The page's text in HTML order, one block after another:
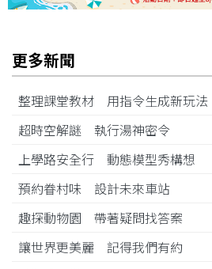
更多新聞
整理課堂教材 用指令生成新玩法
超時空解謎 執行湯神密令
上學路安全行 動態模型秀構想
預約眷村味 設計未來車站
趣探動物園 帶著疑問找答案
讓世界更美麗 記得我們有約